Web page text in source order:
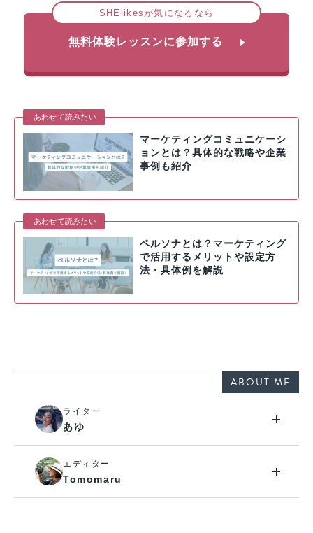
SHElikesが気になるなら
無料体験レッスンに参加する
あわせて読みたい
マーケティングコミュニケーシ
ョンとは？具体的な戦略や企業
事例も紹介
あわせて読みたい
ペルソナとは？マーケティング
で活用するメリットや設定方
法・具体例を解説
ABOUT ME
ライター
あゆ
エディター
Tomomaru